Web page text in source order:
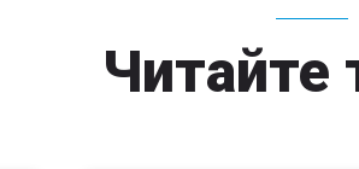
Читайте